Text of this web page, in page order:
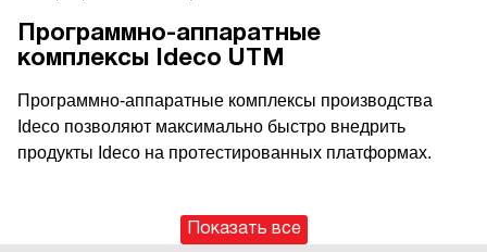
Программно-аппаратные
комплексы Ideco UTM
Программно-аппаратные комплексы производства
Ideco позволяют максимально быстро внедрить
продукты Ideco на протестированных платформах.
Показать все